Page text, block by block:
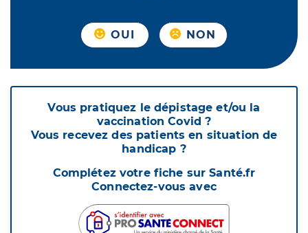
OUI NON
Vous pratiquez le dépistage et/ou la
vaccination Covid ?
Vous recevez des patients en situation de
handicap ?
Complétez votre fiche sur Santé.fr
Connectez-vous avec